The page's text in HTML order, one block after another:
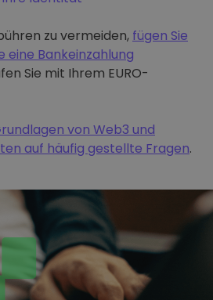
zu vermeiden, fügen Sie
eine Bankeinzahlung
Sie mit Ihrem EURO-
von Web3 und
auf häufig gestellte Fragen.